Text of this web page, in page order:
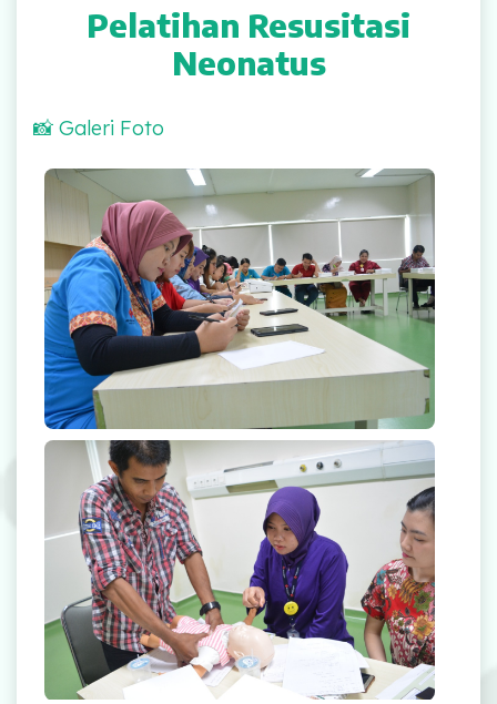
Rehabilitasi Medik
UGD
Laboratorium
Radiologi
Farmasi
Ambulans
Artikel
Promo
Video Edukasi Kesehatan
Majalah
Berita & Informasi Kesehatan
Kegiatan
Menu Lain-lain
Pelatihan Resusitasi
Neonatus
📸 Galeri Foto